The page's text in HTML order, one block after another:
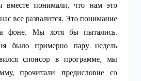
вместе понимали, что нам это
все развалится. Это понимание
фоне. Мы хотя бы пытались.
было примерно пару недель
спонсор в программе, мы
прочитали предисловие со